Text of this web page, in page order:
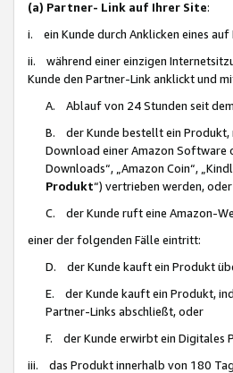
(a) Partner- Link auf Ihrer Site:
i. ein Kunde durch Anklicken eines
ii. während einer einzigen
Kunde den Partner-Link anklickt und
A. Ablauf von 24 Stunden seit
B. der Kunde bestellt ein Produkt,
Download einer Amazon Software
Downloads“, „Amazon Coin“,
Produkt“) vertrieben werden, oder
C. der Kunde ruft eine Amazon-
einer der folgenden Fälle eintritt:
D. der Kunde kauft ein Produkt
E. der Kunde kauft ein Produkt,
Partner-Links abschließt, oder
F. der Kunde erwirbt ein Digitales
iii. das Produkt innerhalb von 180